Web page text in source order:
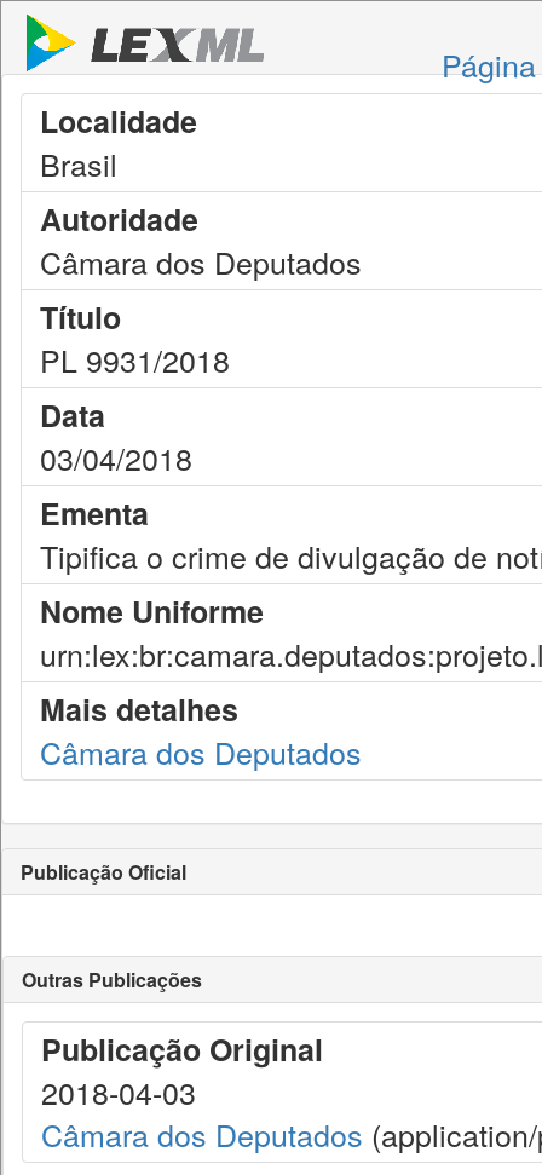
Localidade
Brasil
Autoridade
Câmara dos Deputados
Título
PL 9931/2018
Data
03/04/2018
Ementa
Tipifica o crime de divulgação de
Nome Uniforme
Mais detalhes
Câmara dos Deputados
Publicação Oficial
Outras Publicações
Publicação Original
2018-04-03
Câmara dos Deputados